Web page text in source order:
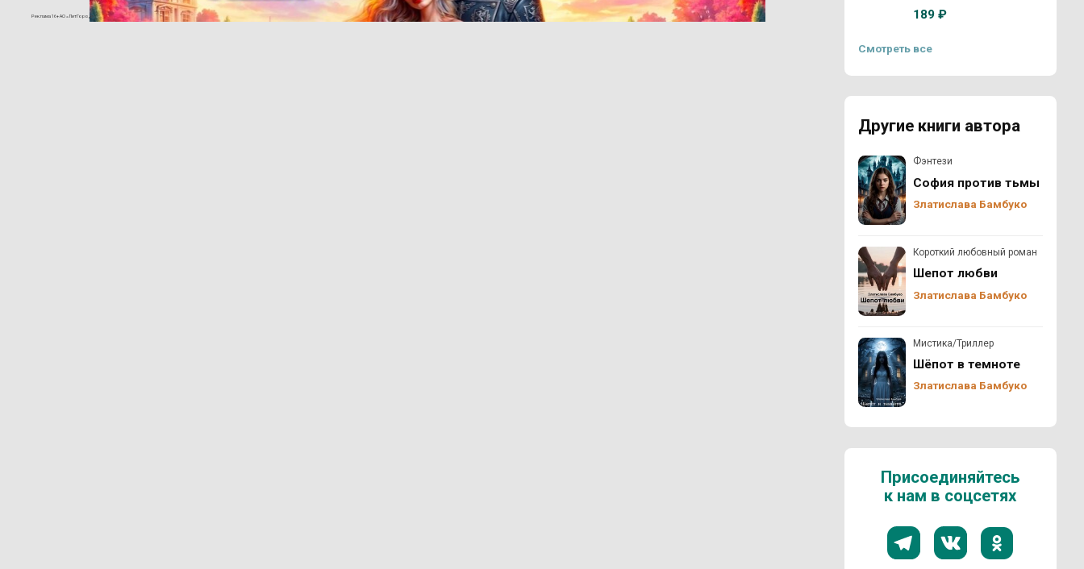
Реклама 16+ АО «ЛитГород» 189 ₽
Смотреть все
Другие книги автора
Фэнтези
София против тьмы
Златислава Бамбуко
Короткий любовный роман
Шепот любви
Златислава Бамбуко
Мистика/Триллер
Шёпот в темноте
Златислава Бамбуко
Присоединяйтесь
к нам в соцсетях